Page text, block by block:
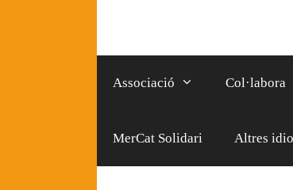
Associació Col·labora
MerCat Solidari Altres